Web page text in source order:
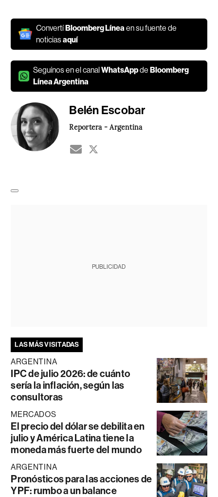
ConvertíBloomberg Línea en su fuente de
noticiasaquí
Seguínos en el canalWhatsAppdeBloomberg
Línea Argentina
Belén Escobar
Reportera - Argentina
PUBLICIDAD
LAS MÁS VISITADAS
ARGENTINA
IPC de julio 2026: de cuánto
sería la inflación, según las
consultoras
MERCADOS
El precio del dólar se debilita en
julio y América Latina tiene la
moneda más fuerte del mundo
ARGENTINA
Pronósticos para las acciones de
YPF: rumbo a un balance